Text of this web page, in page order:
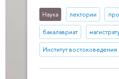
Наука лектории
бакалавриат
Институт востоковедения